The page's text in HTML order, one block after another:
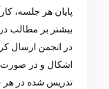
پایان هر جلسه،
بیشتر بر مطالب
در انجمن ارسال
اشکال و در صورت
تدریس شده در